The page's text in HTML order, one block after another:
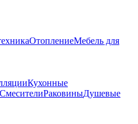
ОтоплениеМебель для
Кухонные
СмесителиРаковиныДушевые